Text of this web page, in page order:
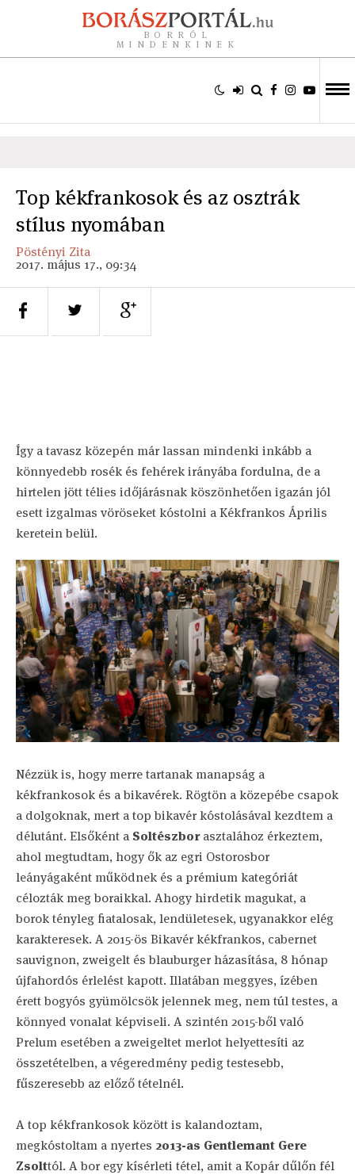
BORRÓL
MINDENKINEK
Top kékfrankosok és az osztrák
stílus nyomában
Pöstényi Zita
2017. május 17., 09:34
Így a tavasz közepén már lassan mindenki inkább a
könnyedebb rosék és fehérek irányába fordulna, de a
hirtelen jött télies időjárásnak köszönhetően igazán jól
esett izgalmas vöröseket kóstolni a Kékfrankos Április
keretein belül.
Nézzük is, hogy merre tartanak manapság a
kékfrankosok és a bikavérek. Rögtön a közepébe csapok
a dolgoknak, mert a top bikavér kóstolásával kezdtem a
délutánt. Elsőként a Soltészborasztalához érkeztem,
ahol megtudtam, hogy ők az egri Ostorosbor
leányágaként működnek és a prémium kategóriát
célozták meg boraikkal. Ahogy hirdetik magukat, a
borok tényleg fiatalosak, lendületesek, ugyanakkor elég
karakteresek. A 2015-ös Bikavér kékfrankos, cabernet
sauvignon, zweigelt és blauburger házasítása, 8 hónap
újfahordós érlelést kapott. Illatában meggyes, ízében
érett bogyós gyümölcsök jelennek meg, nem túl testes, a
könnyed vonalat képviseli. A szintén 2015-ből való
Prelum esetében a zweigeltet merlot helyettesíti az
összetételben, a végeredmény pedig testesebb,
fűszeresebb az előző tételnél.
A top kékfrankosok között is kalandoztam,
megkóstoltam a nyertes 2013-as Gentlemant Gere
Zsolttól. A bor egy kísérleti tétel, amit a Kopár dűlőn fél